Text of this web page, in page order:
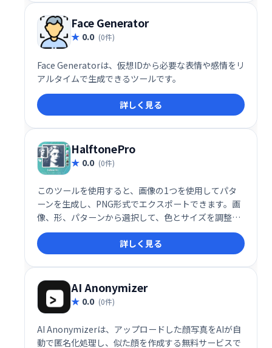
Face Generator
0.0 (0件)
Face Generatorは、仮想IDから必要な表情や感情をリ
アルタイムで生成できるツールです。
詳しく見る
HalftonePro
0.0 (0件)
このツールを使用すると、画像の1つを使用してパタ
ーンを生成し、PNG形式でエクスポートできます。画
像、形、パターンから選択して、色とサイズを調整で
きます。独自の画像をアップロードし、SVG形式でパ
ターンをダウンロードできる有料版もあります。
詳しく見る
AI Anonymizer
0.0 (0件)
AI Anonymizerは、アップロードした顔写真をAIが自
動で匿名化処理し、似た顔を作成する無料サービスで